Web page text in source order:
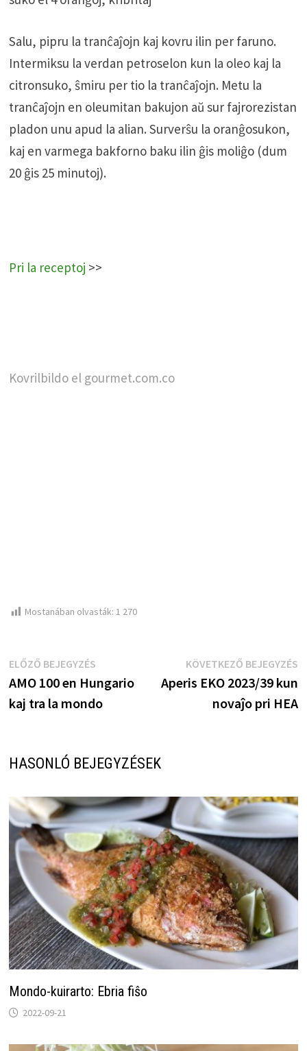
Salu, pipru la tranĉaĵojn kaj kovru ilin per faruno.
Intermiksu la verdan petroselon kun la oleo kaj la
citronsuko, ŝmiru per tio la tranĉaĵojn. Metu la
tranĉaĵojn en oleumitan bakujon aŭ sur fajrorezistan
pladon unu apud la alian. Surverŝu la oranĝosukon,
kaj en varmega bakforno baku ilin ĝis moliĝo (dum
20 ĝis 25 minutoj).
Pri la receptoj >>
Kovrilbildo el gourmet.com.co
Mostanában olvasták: 1 270
Bejegyzés
navigáció
ELŐZŐ BEJEGYZÉSElőző
bejegyzés:
AMO 100 en Hungario
kaj tra la mondo
KÖVETKEZŐ BEJEGYZÉS
Aperis EKO 2023/39 kun
novaĵo pri HEA
HASONLÓ BEJEGYZÉSEK
Mondo-kuirarto: Ebria fiŝo
2022-09-21